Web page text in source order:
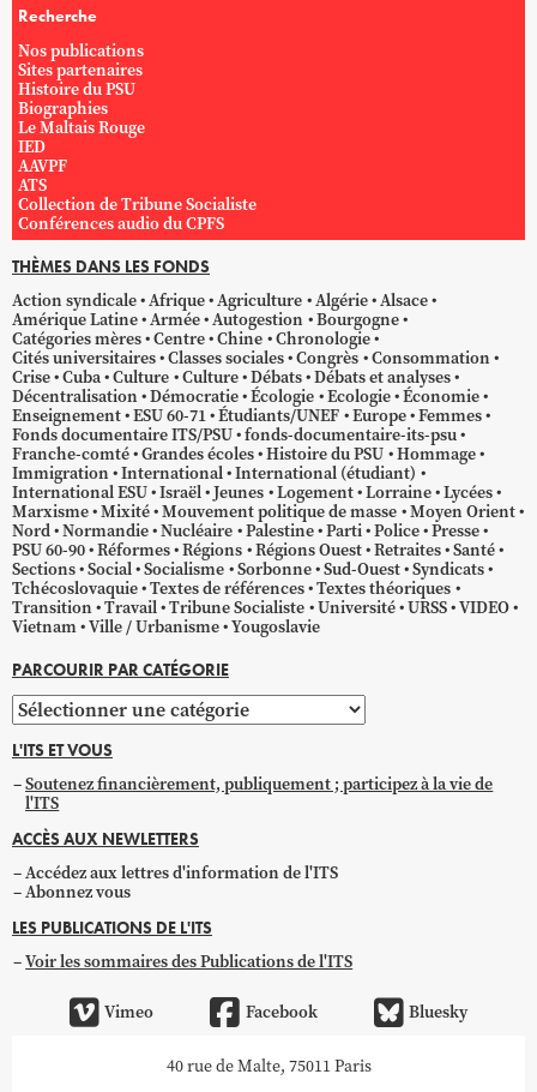
Recherche
Nos publications
Sites partenaires
Histoire du PSU
Biographies
Le Maltais Rouge
IED
AAVPF
ATS
Collection de Tribune Socialiste
Conférences audio du CPFS
THÈMES DANS LES FONDS
Action syndicale Afrique Agriculture Algérie Alsace
Amérique Latine Armée Autogestion
Bourgogne
Catégories mères Centre Chine Chronologie
Cités universitaires Classes sociales Congrès Consommation
Crise Cuba Culture Culture Débats Débats et analyses
Décentralisation Démocratie Écologie Ecologie Économie
Enseignement ESU 60-71 Étudiants/UNEF Europe Femmes
Fonds documentaire ITS/PSU fonds-documentaire-its-psu
Franche-comté Grandes écoles Histoire du PSU Hommage
Immigration International International (étudiant)
International ESU Israël Jeunes Logement Lorraine Lycées
Marxisme Mixité Mouvement politique de masse Moyen Orient
Nord Normandie Nucléaire Palestine Parti Police Presse
PSU 60-90 Réformes Régions Régions Ouest Retraites Santé
Sections Social Socialisme Sorbonne Sud-Ouest Syndicats
Tchécoslovaquie Textes de références Textes théoriques
Transition Travail Tribune Socialiste Université URSS VIDEO
Vietnam Ville / Urbanisme Yougoslavie
PARCOURIR PAR CATÉGORIE
Parcourir
par
catégorie
L'ITS ET VOUS
Soutenez financièrement, publiquement ; participez à la vie de
l'ITS
ACCÈS AUX NEWLETTERS
Accédez aux lettres d'information de l'ITS
Abonnez vous
LES PUBLICATIONS DE L'ITS
Voir les sommaires des Publications de l'ITS
Vimeo Facebook Bluesky
40 rue de Malte, 75011 Paris